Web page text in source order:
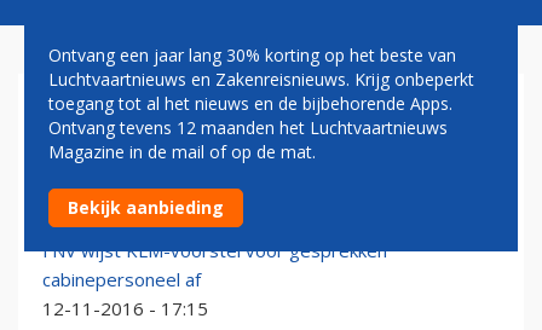
FNC
KLM in gelijk gesteld door ondernemingskamer
26-01-2017 - 17:26
FNV wijst KLM-voorstel voor gesprekken
cabinepersoneel af
12-11-2016 - 17:15
Ontvang een jaar lang 30% korting op het beste van
Luchtvaartnieuws en Zakenreisnieuws. Krijg onbeperkt
toegang tot al het nieuws en de bijbehorende Apps.
Ontvang tevens 12 maanden het Luchtvaartnieuws
Magazine in de mail of op de mat.
Bekijk aanbieding